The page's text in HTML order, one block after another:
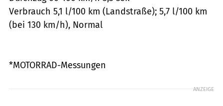
Verbrauch 5,1 l/100 km (Landstraße); 5,7 l/100 km
(bei 130 km/h), Normal
*MOTORRAD-Messungen
ANZEIGE